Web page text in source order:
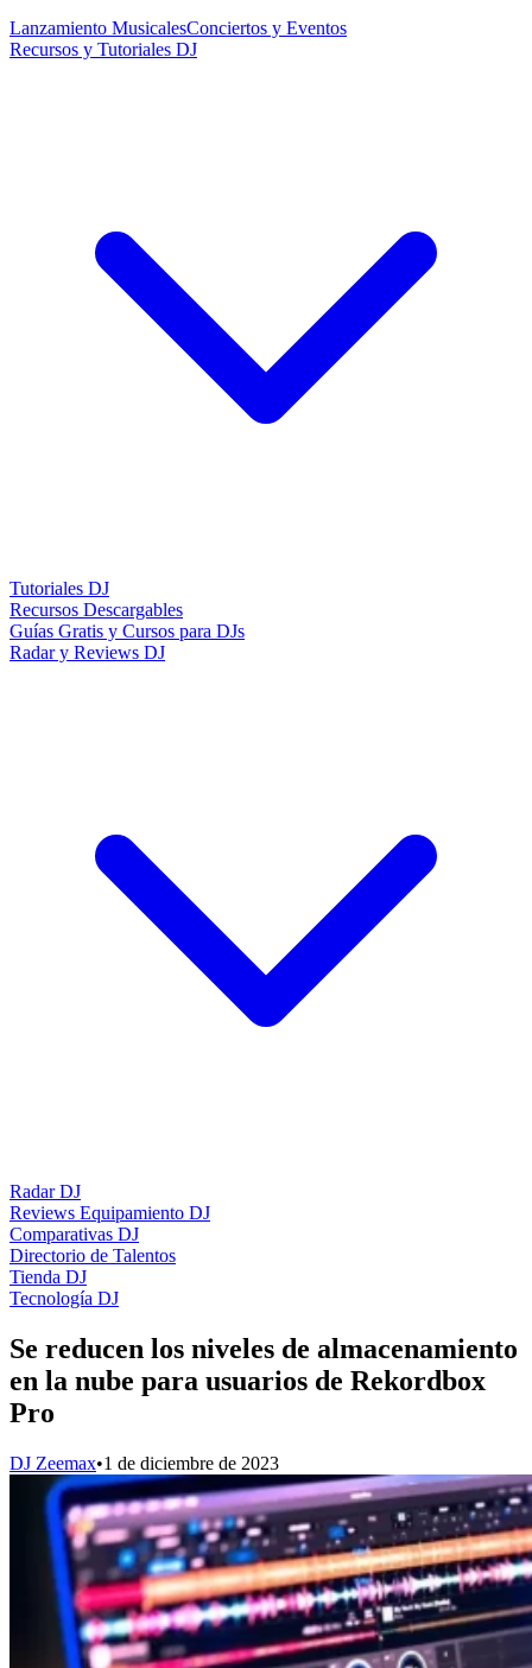
Lanzamiento MusicalesConciertos y Eventos
Recursos y Tutoriales DJ
Tutoriales DJ
Recursos Descargables
Guías Gratis y Cursos para DJs
Radar y Reviews DJ
Radar DJ
Reviews Equipamiento DJ
Comparativas DJ
Directorio de Talentos
Tienda DJ
Tecnología DJ
Se reducen los niveles de almacenamiento
en la nube para usuarios de Rekordbox
Pro
DJ Zeemax•1 de diciembre de 2023